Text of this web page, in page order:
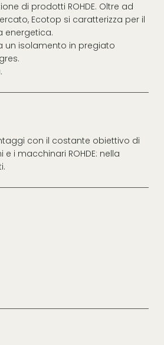
di prodotti ROHDE. Oltre ad
Ecotop si caratterizza per il
energetica.
un isolamento in pregiato
con il costante obiettivo di
i macchinari ROHDE: nella